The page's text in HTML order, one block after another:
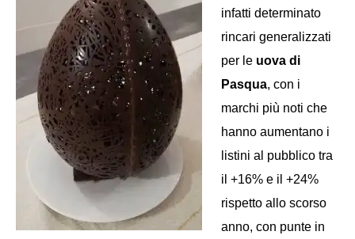
infatti determinato
rincari generalizzati
per le uova di
Pasqua, con i
marchi più noti che
hanno aumentano i
listini al pubblico tra
il +16% e il +24%
rispetto allo scorso
anno, con punte in